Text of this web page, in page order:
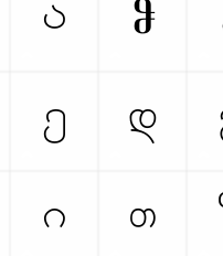
Ⴥ
ა
დ
ე
თ
ი